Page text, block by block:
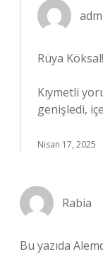
Rüya Köksal!
Kıymetli
genişledi,
Nisan 17, 2025
Rabia
Bu yazıda